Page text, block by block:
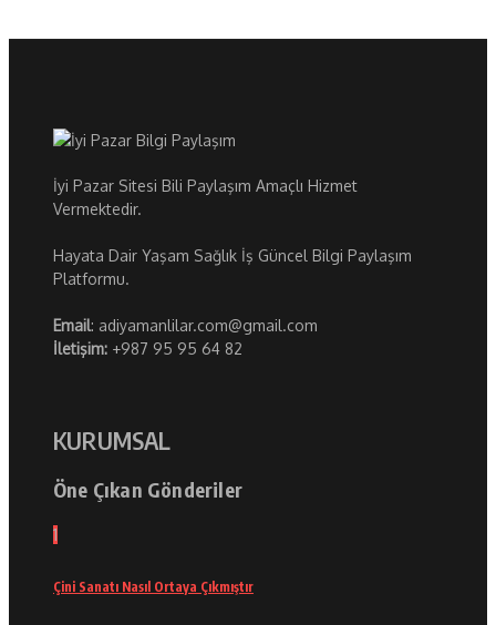
İyi Pazar Sitesi Bili Paylaşım Amaçlı Hizmet
Vermektedir.
Hayata Dair Yaşam Sağlık İş Güncel Bilgi Paylaşım
Platformu.
Email: adiyamanlilar.com@gmail.com
İletişim: +987 95 95 64 82
KURUMSAL
Öne Çıkan Gönderiler
1
Çini Sanatı Nasıl Ortaya Çıkmıştır